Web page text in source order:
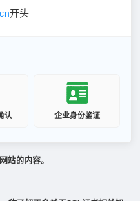
开头
认 企业身份鉴证
站的内容。